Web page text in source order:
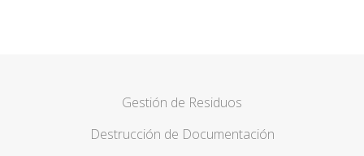
Gestión de Residuos
Destrucción de Documentación